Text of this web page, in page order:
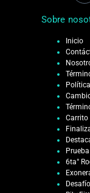
Sobre
Inicio
Carrito
Prueba
6ta°